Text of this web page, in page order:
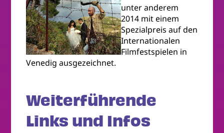
unter anderem
2014 mit einem
Spezialpreis auf den
Internationalen
Filmfestspielen in
Venedig ausgezeichnet.
Weiterführende
Links und Infos